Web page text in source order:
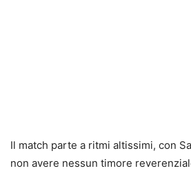
Il match parte a ritmi altissimi, con
non avere nessun timore